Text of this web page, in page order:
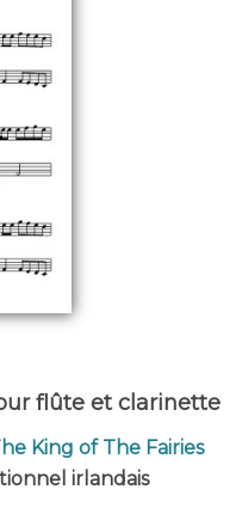
flûte et clarinette
King of The Fairies
irlandais